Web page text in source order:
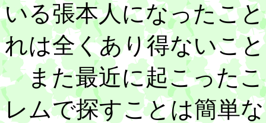
いる張本人になったこ
れは全くあり得ないこ
また最近に起こったこ
レムで探すことは簡単